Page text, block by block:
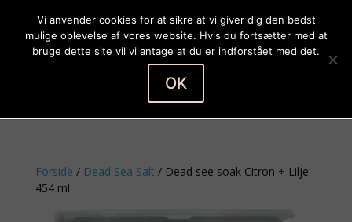
Forside / Dead Sea Salt / Dead see soak Citron + Lilje
454 ml
Vi anvender cookies for at sikre at vi giver dig den bedst
mulige oplevelse af vores website. Hvis du fortsætter med at
bruge dette site vil vi antage at du er indforstået med det.
OK